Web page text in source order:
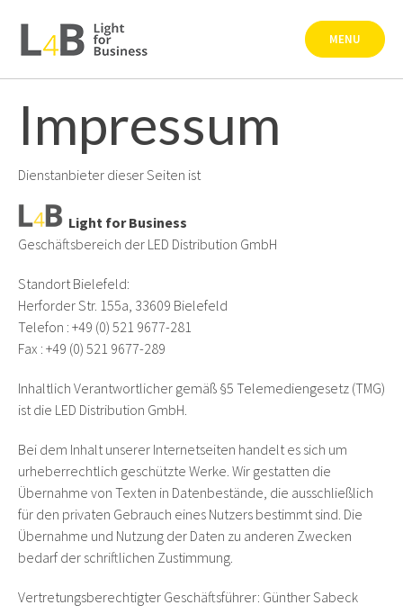
content
MENU
Impressum
Dienstanbieter dieser Seiten ist
Light for Business
Geschäftsbereich der LED Distribution GmbH
Standort Bielefeld:
Herforder Str. 155a, 33609 Bielefeld
Telefon : +49 (0) 521 9677-281
Fax : +49 (0) 521 9677-289
Inhaltlich Verantwortlicher gemäß §5 Telemediengesetz (TMG)
ist die LED Distribution GmbH.
Bei dem Inhalt unserer Internetseiten handelt es sich um
urheberrechtlich geschützte Werke. Wir gestatten die
Übernahme von Texten in Datenbestände, die ausschließlich
für den privaten Gebrauch eines Nutzers bestimmt sind. Die
Übernahme und Nutzung der Daten zu anderen Zwecken
bedarf der schriftlichen Zustimmung.
Vertretungsberechtigter Geschäftsführer: Günther Sabeck